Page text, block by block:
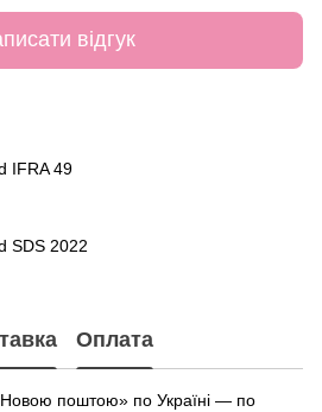
відгук
IFRA 49
SDS 2022
Оплата
поштою» по Україні — по